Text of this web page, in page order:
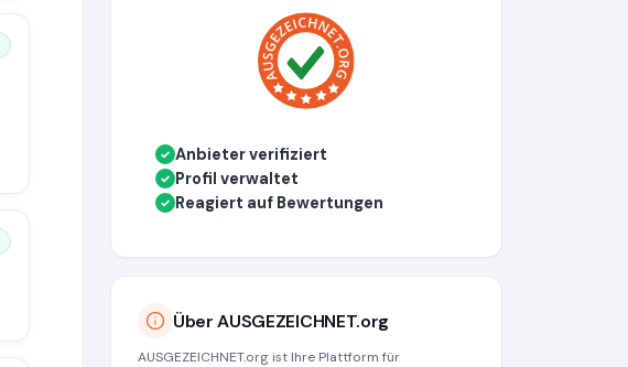
✓ Anbieter verifiziert
✓ Profil verwaltet
✓ Reagiert auf Bewertungen
Über AUSGEZEICHNET.org
AUSGEZEICHNET.org ist Ihre Plattform für